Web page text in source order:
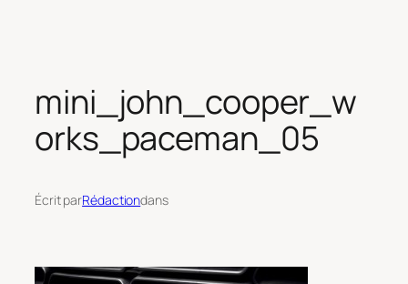
mini_john_cooper_w
orks_paceman_05
Écrit parRédactiondans